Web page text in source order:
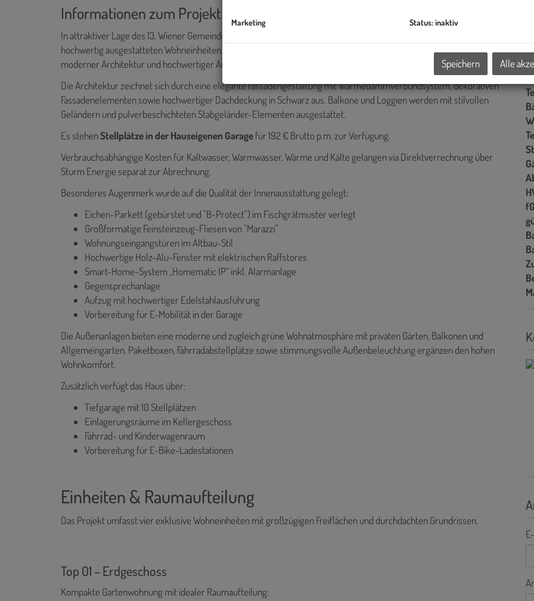
Informationen zum Projekt & Ausstattung
In attraktiver Lage des 13. Wiener Gemeindebezirks entsteht mit dem Projekt ein exklusives Wohnhaus mit nur vier
hochwertig ausgestatteten Wohneinheiten. Das stilvolle Neubauprojekt verbindet klassische Altbau-Elemente mit
moderner Architektur und hochwertiger Ausstattung.
Die Architektur zeichnet sich durch eine elegante Fassadengestaltung mit Wärmedämmverbundsystem, dekorativen
Fassadenelementen sowie hochwertiger Dachdeckung in Schwarz aus. Balkone und Loggien werden mit stilvollen
Geländern und pulverbeschichteten Stabgeländer-Elementen ausgestattet.
Es stehenStellplätze in der Hauseigenen Garagefür 192 € Brutto p.m. zur Verfügung.
Verbrauchsabhängige Kosten für Kaltwasser, Warmwasser, Wärme und Kälte gelangen via Direktverrechnung über
Sturm Energie separat zur Abrechnung.
Besonderes Augenmerk wurde auf die Qualität der Innenausstattung gelegt:
Eichen-Parkett (gebürstet und "B-Protect") im Fischgrätmuster verlegt
Großformatige Feinsteinzeug-Fliesen von "Marazzi"
Wohnungseingangstüren im Altbau-Stil
Hochwertige Holz-Alu-Fenster mit elektrischen Raffstores
Smart-Home-System „Homematic IP“ inkl. Alarmanlage
Gegensprechanlage
Aufzug mit hochwertiger Edelstahlausführung
Vorbereitung für E-Mobilität in der Garage
Die Außenanlagen bieten eine moderne und zugleich grüne Wohnatmosphäre mit privaten Gärten, Balkonen und
Allgemeingarten. Paketboxen, Fahrradabstellplätze sowie stimmungsvolle Außenbeleuchtung ergänzen den hohen
Wohnkomfort.
Zusätzlich verfügt das Haus über:
Tiefgarage mit 10 Stellplätzen
Einlagerungsräume im Kellergeschoss
Fahrrad- und Kinderwagenraum
Vorbereitung für E-Bike-Ladestationen
Einheiten & Raumaufteilung
Das Projekt umfasst vier exklusive Wohneinheiten mit großzügigen Freiflächen und durchdachten Grundrissen.
Top 01 – Erdgeschoss
Kompakte Gartenwohnung mit idealer Raumaufteilung:
Marketing Status: inaktiv
Speichern Alle